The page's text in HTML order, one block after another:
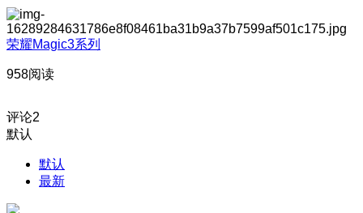
荣耀Magic3系列
958阅读
评论2
默认
默认
最新